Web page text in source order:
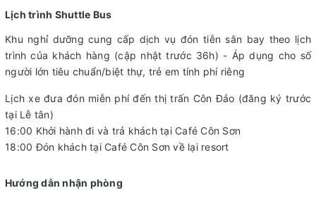
Lịch trình Shuttle Bus
Khu nghỉ dưỡng cung cấp dịch vụ đón tiễn sân bay theo lịch
trình của khách hàng (cập nhật trước 36h) - Áp dụng cho số
người lớn tiêu chuẩn/biệt thự, trẻ em tính phí riêng
Lịch xe đưa đón miễn phí đến thị trấn Côn Đảo (đăng ký trước
tại Lễ tân)
16:00 Khởi hành đi và trả khách tại Café Côn Sơn
18:00 Đón khách tại Café Côn Sơn về lại resort
Hướng dẫn nhận phòng